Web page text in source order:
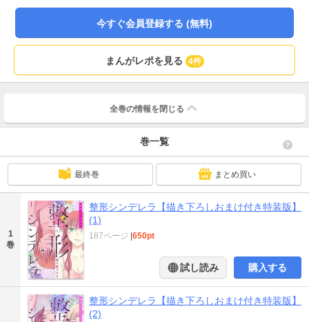
円”が当選！！ ブスは人生終わってるけど、私はここから始めるのです。 【恋
するソワレ】 【本作品は「整形シンデレラ」第1～7巻／第1～14話を収録した
今すぐ会員登録する (無料)
まんがレポを見る 4件
全巻の情報を 閉じる
巻一覧
最終巻 まとめ買い
1
巻
整形シンデレラ【描き下ろしおまけ付き特装版】
(1)
187ページ 650pt
試し読み 購入する
整形シンデレラ【描き下ろしおまけ付き特装版】
(2)